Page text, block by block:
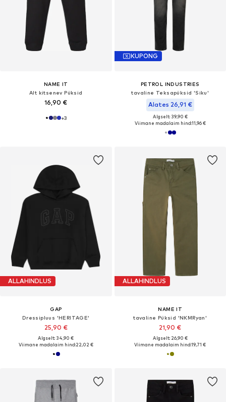
NAME IT
Alt kitsenev Püksid
16,90 €
+3
KUPONG
PETROL INDUSTRIES
tavaline Teksapüksid 'Siku'
Alates 26,91 €
Algselt: 39,90 €
Viimane madalaim hind:11,96 €
ALLAHINDLUS
GAP
Dressipluus 'HERITAGE'
25,90 €
Algselt: 34,90 €
Viimane madalaim hind:22,02 €
ALLAHINDLUS
NAME IT
tavaline Püksid 'NKMRyan'
21,90 €
Algselt: 26,90 €
Viimane madalaim hind:19,71 €